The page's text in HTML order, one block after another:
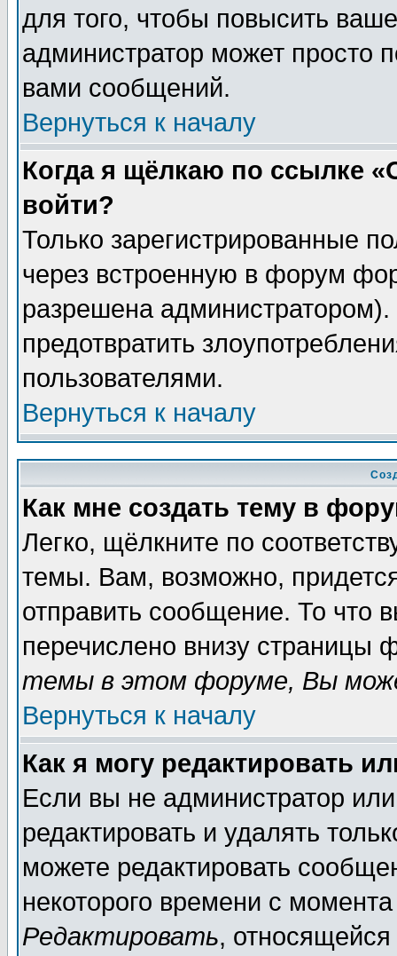
для того, чтобы повысить
администратор может просто
вами сообщений.
Вернуться к началу
Когда я щёлкаю по ссылке
войти?
Только зарегистрированные
через встроенную в форум
разрешена
предотвратить
пользователями.
Вернуться к началу
Как мне создать тему в
Легко, щёлкните по
темы. Вам, возможно,
отправить сообщение. То что
перечислено внизу страницы
темы в этом форуме, Вы
Вернуться к началу
Как я могу редактировать
Если вы не администратор
редактировать и удалять
можете редактировать
некоторого времени с
Редактировать,